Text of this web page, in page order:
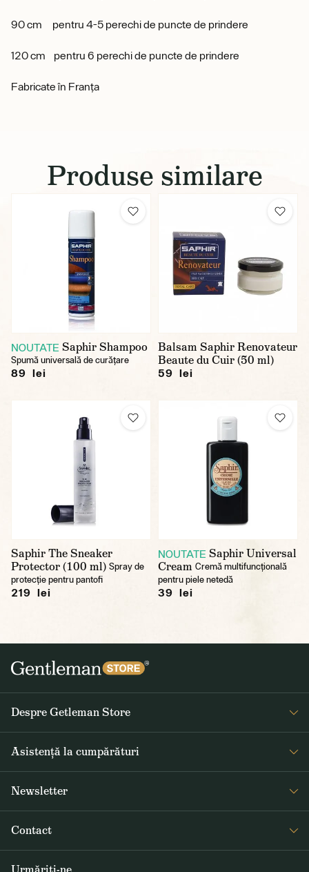
90 cm pentru 4-5 perechi de puncte de prindere
120 cm pentru 6 perechi de puncte de prindere
Fabricate în Franța
Produse similare
NOUTATE Saphir Shampoo
Spumă universală de curățare
89 lei
Balsam Saphir Renovateur
Beaute du Cuir (50 ml)
59 lei
Saphir The Sneaker
Protector (100 ml) Spray de
protecție pentru pantofi
219 lei
NOUTATE Saphir Universal
Cream Cremă multifuncțională
pentru piele netedă
39 lei
Despre Getleman Store
Asistență la cumpărături
Termeni și condiții
GDPR
Newsletter
informații despre produse noi și oferte speciale
Contact